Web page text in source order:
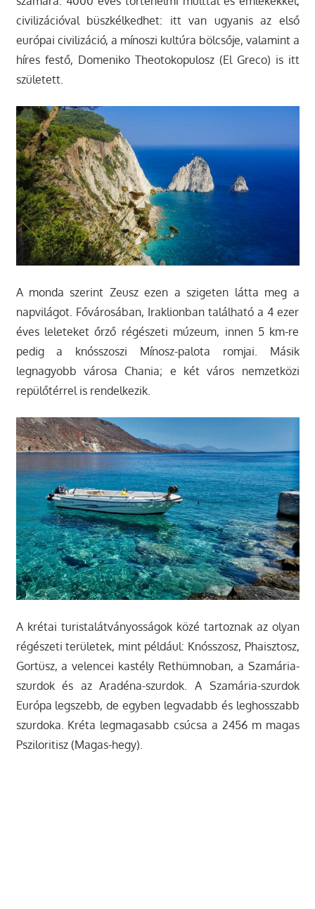
civilizációval büszkélkedhet: itt van ugyanis az első
európai civilizáció, a mínoszi kultúra bölcsője, valamint a
híres festő, Domeniko Theotokopulosz (El Greco) is itt
született.
A monda szerint Zeusz ezen a szigeten látta meg a
napvilágot. Fővárosában, Iraklionban található a 4 ezer
éves leleteket őrző régészeti múzeum, innen 5 km-re
pedig a knósszoszi Mínosz-palota romjai. Másik
legnagyobb városa Chania; e két város nemzetközi
repülőtérrel is rendelkezik.
A krétai turistalátványosságok közé tartoznak az olyan
régészeti területek, mint például: Knósszosz, Phaisztosz,
Gortüsz, a velencei kastély Rethümnoban, a Szamária-
szurdok és az Aradéna-szurdok. A Szamária-szurdok
Európa legszebb, de egyben legvadabb és leghosszabb
szurdoka. Kréta legmagasabb csúcsa a 2456 m magas
Psziloritisz (Magas-hegy).